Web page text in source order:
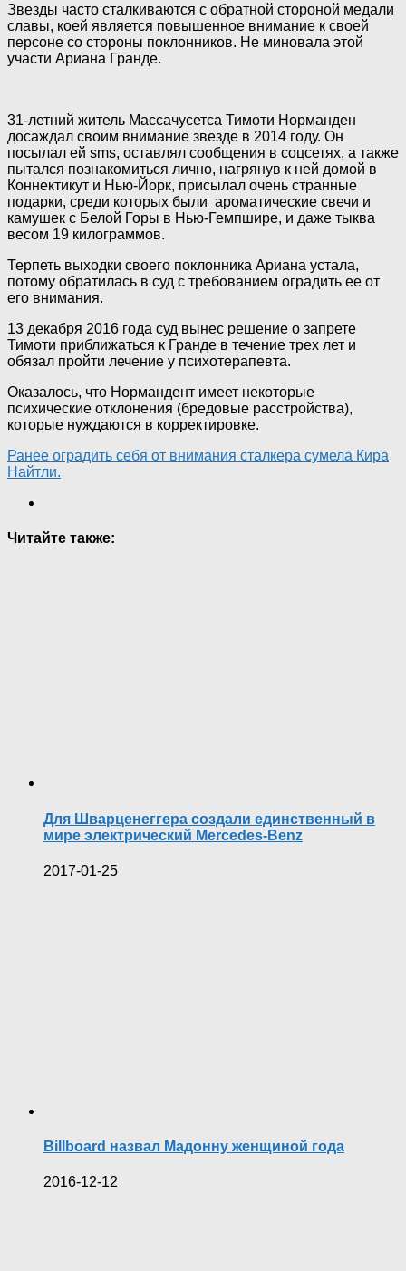
Звезды часто сталкиваются с обратной стороной медали
славы, коей является повышенное внимание к своей
персоне со стороны поклонников. Не миновала этой
участи Ариана Гранде.
31-летний житель Массачусетса Тимоти Норманден
досаждал своим внимание звезде в 2014 году. Он
посылал ей sms, оставлял сообщения в соцсетях, а также
пытался познакомиться лично, нагрянув к ней домой в
Коннектикут и Нью-Йорк, присылал очень странные
подарки, среди которых были ароматические свечи и
камушек с Белой Горы в Нью-Гемпшире, и даже тыква
весом 19 килограммов.
Терпеть выходки своего поклонника Ариана устала,
потому обратилась в суд с требованием оградить ее от
его внимания.
13 декабря 2016 года суд вынес решение о запрете
Тимоти приближаться к Гранде в течение трех лет и
обязал пройти лечение у психотерапевта.
Оказалось, что Нормандент имеет некоторые
психические отклонения (бредовые расстройства),
которые нуждаются в корректировке.
Ранее оградить себя от внимания сталкера сумела Кира
Найтли.
Читайте также:
Для Шварценеггера создали единственный в
мире электрический Mercedes-Benz
2017-01-25
Billboard назвал Мадонну женщиной года
2016-12-12